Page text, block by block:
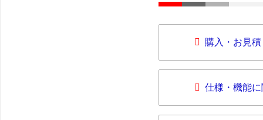
購入・お見
仕様・機能